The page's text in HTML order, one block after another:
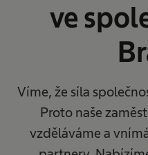
ve
Víme, že síla
Proto naše
vzděláváme a